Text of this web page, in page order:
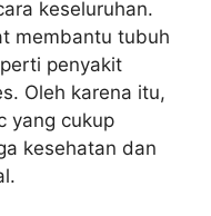
keseluruhan.
membantu tubuh
penyakit
Oleh karena itu,
yang cukup
kesehatan dan